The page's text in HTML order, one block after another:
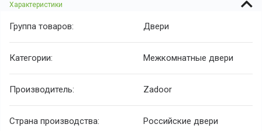
Характеристики
Группа товаров: Двери
Категории: Межкомнатные двери
Производитель: Zadoor
Страна производства: Российские двери